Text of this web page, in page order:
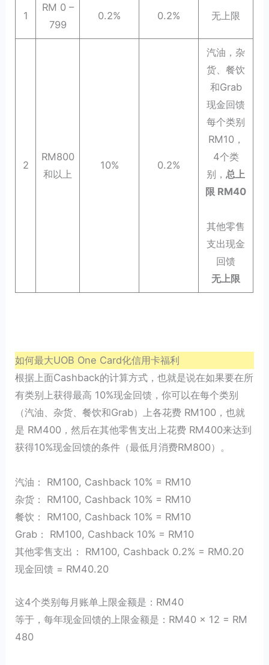
1
RM 0 –
799
0.2% 0.2% 无上限
2
RM800
和以上
10% 0.2%
汽油，杂
货、餐饮
和Grab
现金回馈
每个类别
RM10，
4个类
别， 总上
限 RM40
其他零售
支出现金
回馈
无上限
如何最大UOB One Card化信用卡福利
根据上面Cashback的计算方式，也就是说在如果要在所
有类别上获得最高 10%现金回馈，你可以在每个类别
（汽油、杂货、餐饮和Grab）上各花费 RM100，也就
是 RM400，然后在其他零售支出上花费 RM400来达到
获得10%现金回馈的条件（最低月消费RM800）。
汽油： RM100, Cashback 10% = RM10
杂货： RM100, Cashback 10% = RM10
餐饮： RM100, Cashback 10% = RM10
Grab： RM100, Cashback 10% = RM10
其他零售支出： RM100, Cashback 0.2% = RM0.20
现金回馈 = RM40.20
这4个类别每月账单上限金额是：RM40
等于，每年现金回馈的上限金额是：RM40 x 12 = RM
480